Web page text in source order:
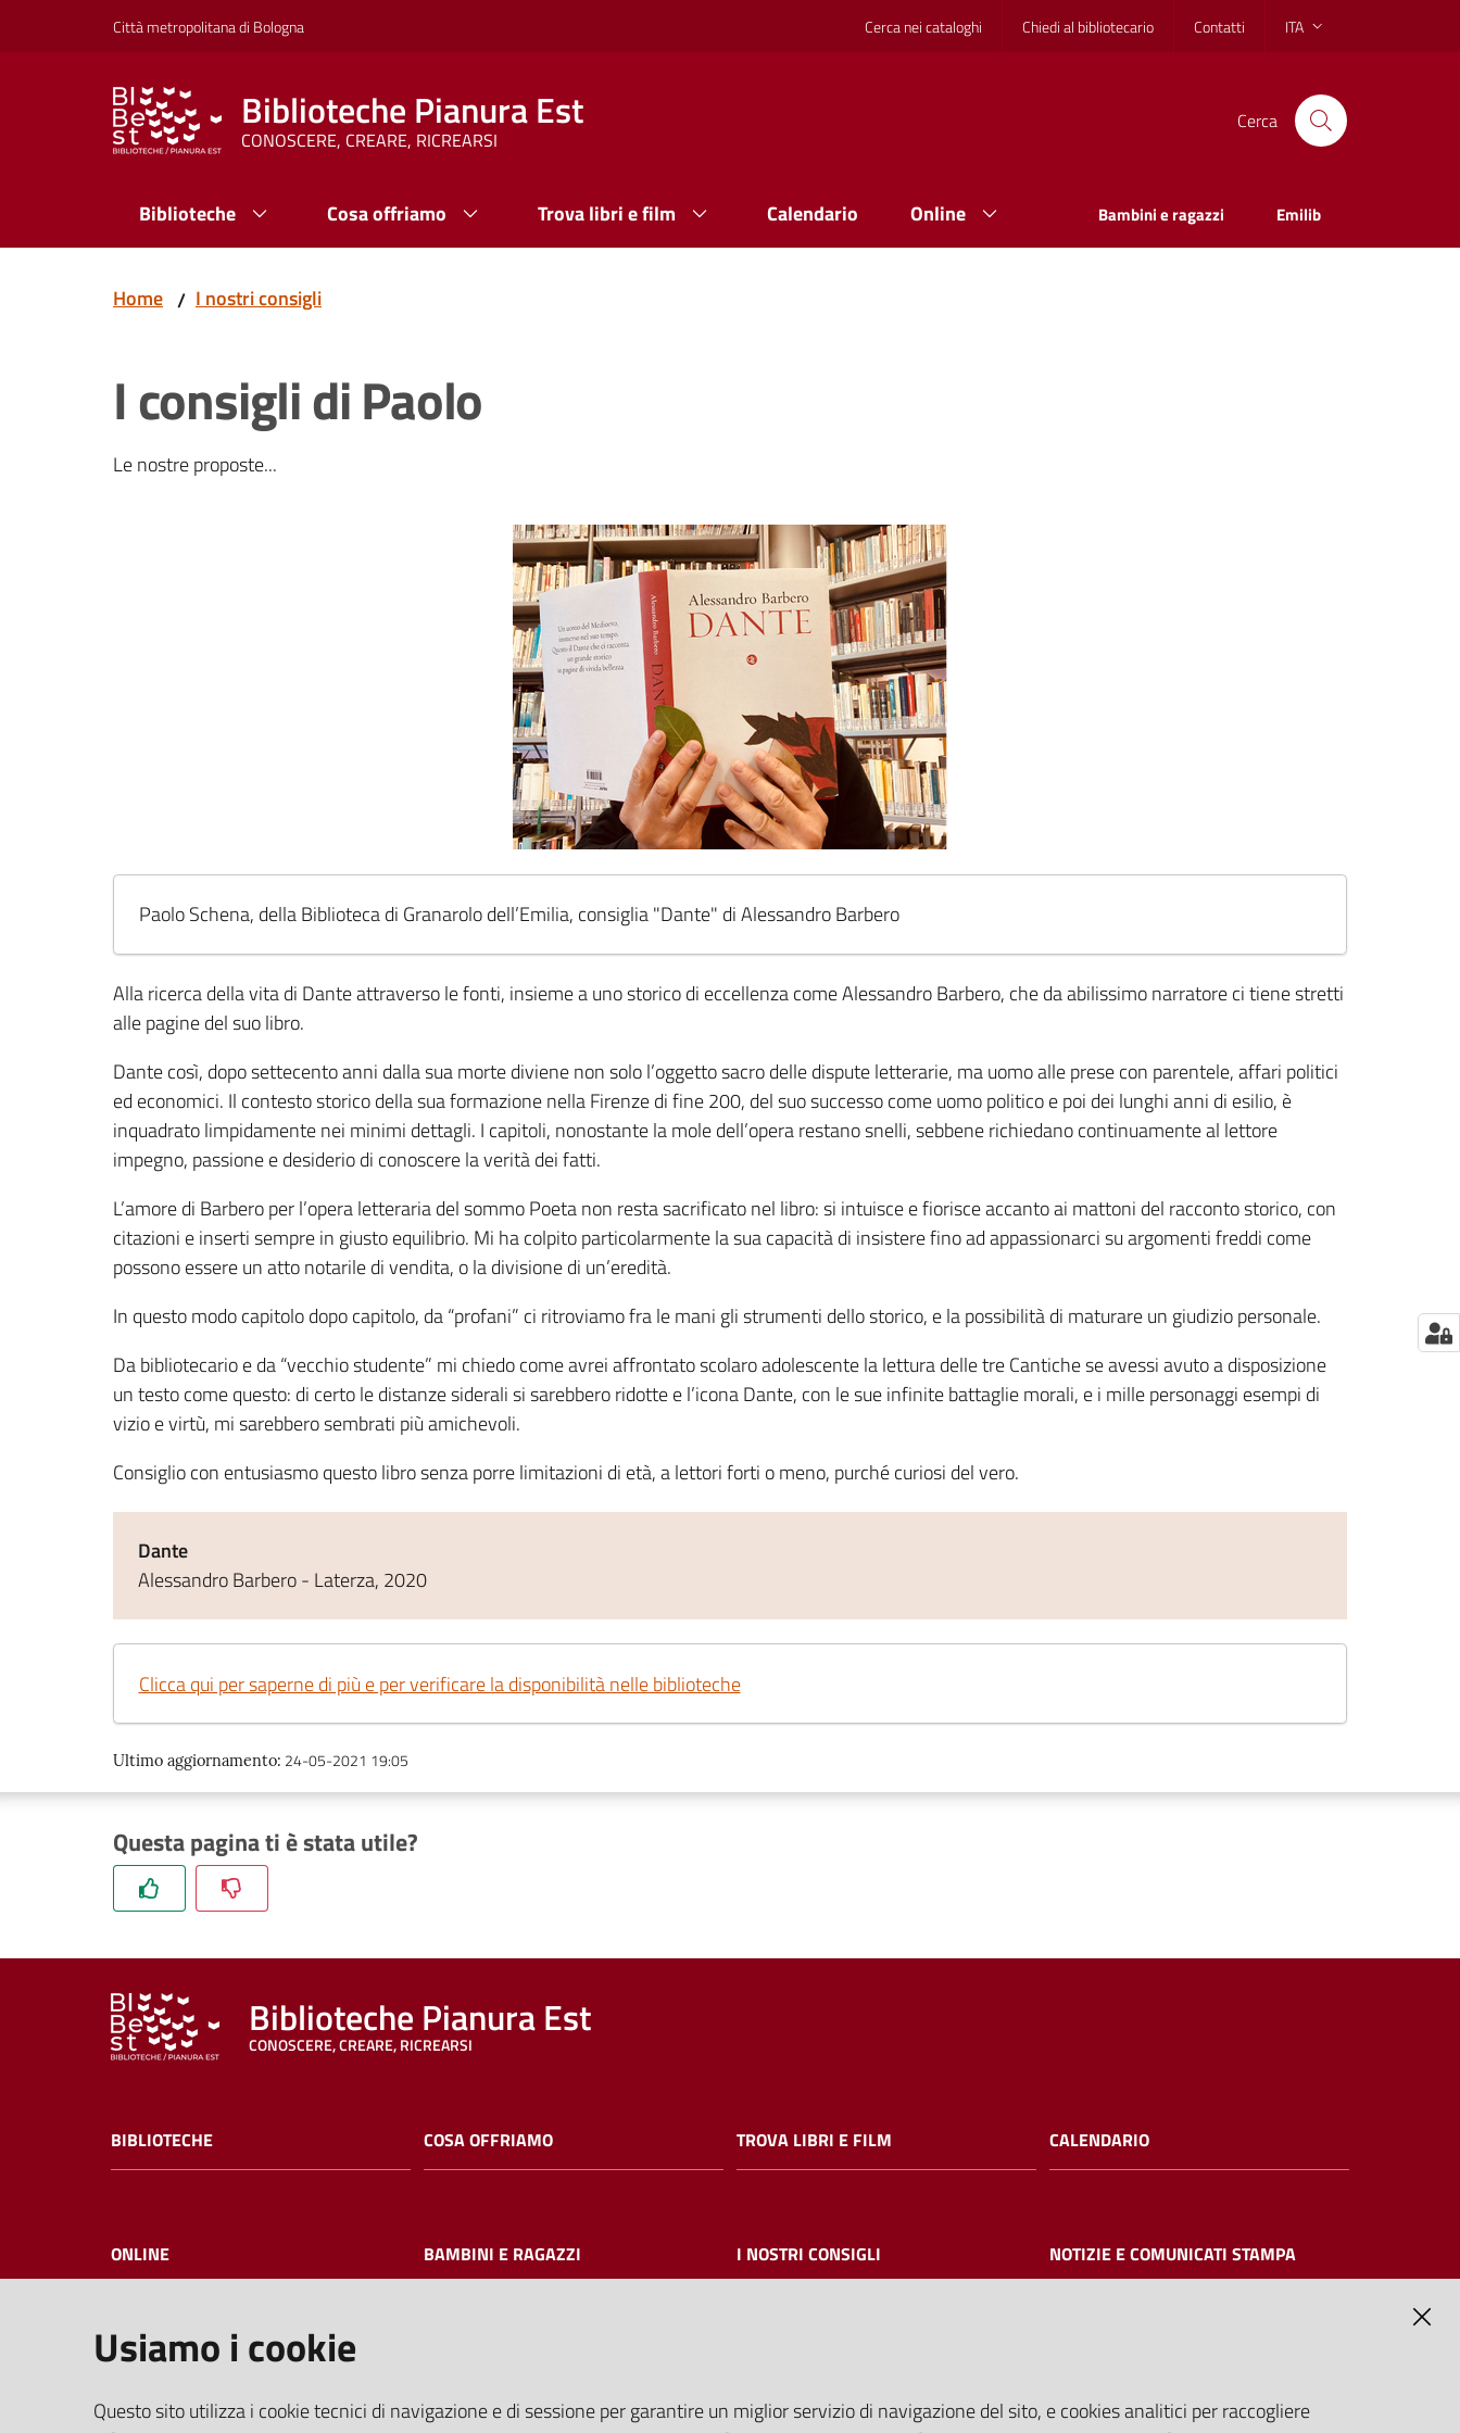
Vai al contenuto
Vai alla navigazioneCittà metropolitana di Bologna Cerca nei cataloghi Chiedi al bibliotecario Contatti ITA
Biblioteche Pianura Est
CONOSCERE, CREARE, RICREARSI
Cerca
Biblioteche Cosa offriamo Trova libri e film Calendario Online Bambini e ragazzi Emilib
Home / I nostri consigli
I consigli di Paolo
Le nostre proposte...
Paolo Schena, della Biblioteca di Granarolo dell’Emilia, consiglia "Dante" di Alessandro Barbero
Alla ricerca della vita di Dante attraverso le fonti, insieme a uno storico di eccellenza come Alessandro Barbero, che da abilissimo narratore ci tiene stretti
alle pagine del suo libro.
Dante così, dopo settecento anni dalla sua morte diviene non solo l’oggetto sacro delle dispute letterarie, ma uomo alle prese con parentele, affari politici
ed economici. Il contesto storico della sua formazione nella Firenze di fine 200, del suo successo come uomo politico e poi dei lunghi anni di esilio, è
inquadrato limpidamente nei minimi dettagli. I capitoli, nonostante la mole dell’opera restano snelli, sebbene richiedano continuamente al lettore
impegno, passione e desiderio di conoscere la verità dei fatti.
L’amore di Barbero per l’opera letteraria del sommo Poeta non resta sacrificato nel libro: si intuisce e fiorisce accanto ai mattoni del racconto storico, con
citazioni e inserti sempre in giusto equilibrio. Mi ha colpito particolarmente la sua capacità di insistere fino ad appassionarci su argomenti freddi come
possono essere un atto notarile di vendita, o la divisione di un’eredità.
In questo modo capitolo dopo capitolo, da “profani” ci ritroviamo fra le mani gli strumenti dello storico, e la possibilità di maturare un giudizio personale.
Da bibliotecario e da “vecchio studente” mi chiedo come avrei affrontato scolaro adolescente la lettura delle tre Cantiche se avessi avuto a disposizione
un testo come questo: di certo le distanze siderali si sarebbero ridotte e l’icona Dante, con le sue infinite battaglie morali, e i mille personaggi esempi di
vizio e virtù, mi sarebbero sembrati più amichevoli.
Consiglio con entusiasmo questo libro senza porre limitazioni di età, a lettori forti o meno, purché curiosi del vero.
Dante
Alessandro Barbero - Laterza, 2020
Clicca qui per saperne di più e per verificare la disponibilità nelle biblioteche
Ultimo aggiornamento: 24-05-2021 19:05
Questa pagina ti è stata utile?
Biblioteche Pianura Est
CONOSCERE, CREARE, RICREARSI
BIBLIOTECHE COSA OFFRIAMO TROVA LIBRI E FILM CALENDARIO
ONLINE BAMBINI E RAGAZZI I NOSTRI CONSIGLI NOTIZIE E COMUNICATI STAMPA
I NOSTRI EVENTI
Usiamo i cookie
Questo sito utilizza i cookie tecnici di navigazione e di sessione per garantire un miglior servizio di navigazione del sito, e cookies analitici per raccogliere